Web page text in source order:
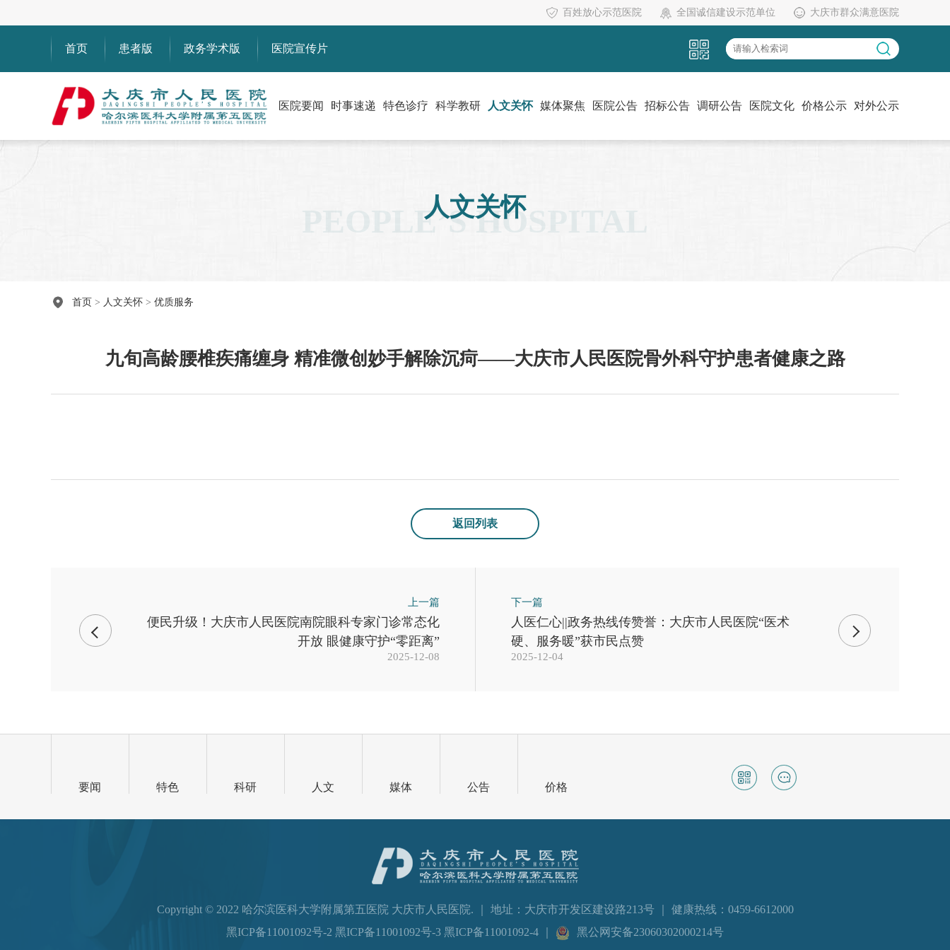
百姓放心示范医院 全国诚信建设示范单位 大庆市群众满意医院
首页 患者版 政务学术版 医院宣传片
医院要闻 时事速递 特色诊疗 科学教研 人文关怀 媒体聚焦 医院公告 招标公告 调研公告 医院文化 价格公示 对外公示
人文关怀
PEOPLE’S HOSPITAL
首页 > 人文关怀 > 优质服务
九旬高龄腰椎疾痛缠身 精准微创妙手解除沉疴——大庆市人民医院骨外科守护患者健康之路
返回列表
上一篇
便民升级！大庆市人民医院南院眼科专家门诊常态化
开放 眼健康守护“零距离”
2025-12-08
下一篇
人医仁心||政务热线传赞誉：大庆市人民医院“医术
硬、服务暖”获市民点赞
2025-12-04
要闻 特色 科研 人文 媒体 公告 价格
Copyright © 2022 哈尔滨医科大学附属第五医院 大庆市人民医院. ｜ 地址：大庆市开发区建设路213号 ｜ 健康热线：0459-6612000
黑ICP备11001092号-2 黑ICP备11001092号-3 黑ICP备11001092-4
黑公网安备23060302000214号